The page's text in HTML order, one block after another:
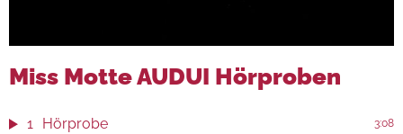
Miss Motte AUDUI Hörproben
1 Hörprobe 3:08